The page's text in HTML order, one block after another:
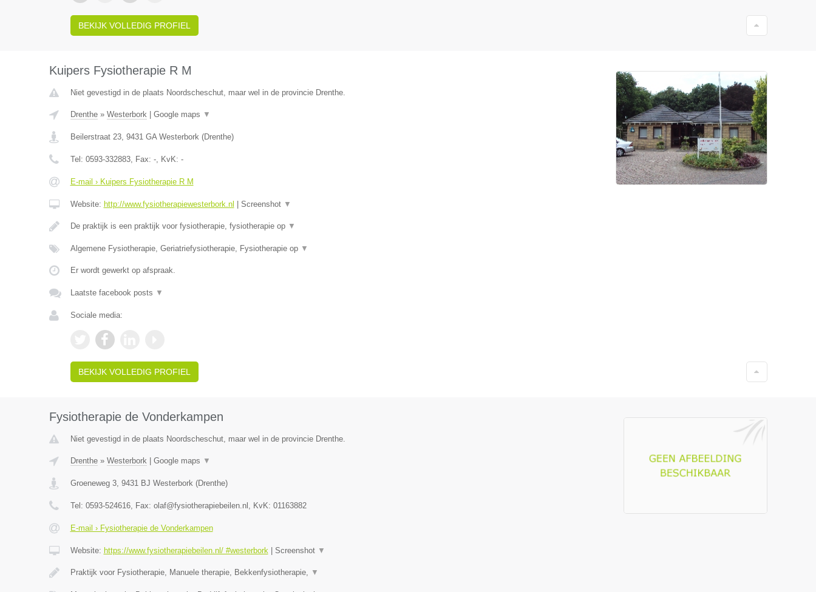
BEKIJK VOLLEDIG PROFIEL
Kuipers Fysiotherapie R M
Niet gevestigd in de plaats Noordscheschut, maar wel in de provincie Drenthe.
Drenthe» Westerbork| Google maps ▼
Beilerstraat 23, 9431 GA Westerbork(Drenthe)
Tel: 0593-332883, Fax: -, KvK: -
E-mail › Kuipers Fysiotherapie R M
Website: http://www.fysiotherapiewesterbork.nl Screenshot ▼
De praktijk is een praktijk voor fysiotherapie, fysiotherapie op ▼
Algemene Fysiotherapie, Geriatriefysiotherapie, Fysiotherapie op ▼
Er wordt gewerkt op afspraak.
Laatste facebook posts ▼
Sociale media:
BEKIJK VOLLEDIG PROFIEL
Fysiotherapie de Vonderkampen
Niet gevestigd in de plaats Noordscheschut, maar wel in de provincie Drenthe.
Drenthe» Westerbork| Google maps ▼
Groeneweg 3, 9431 BJ Westerbork(Drenthe)
Tel: 0593-524616, Fax: olaf@fysiotherapiebeilen.nl , KvK: 01163882
E-mail › Fysiotherapie de Vonderkampen
Website: https://www.fysiotherapiebeilen.nl/ #westerbork| Screenshot ▼
Praktijk voor Fysiotherapie, Manuele therapie, Bekkenfysiotherapie, ▼